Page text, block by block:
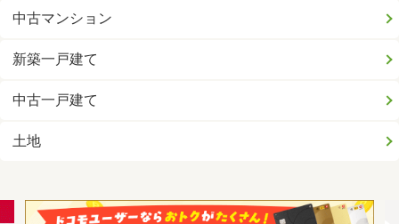
中古マンション
新築一戸建て
中古一戸建て
土地